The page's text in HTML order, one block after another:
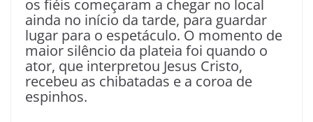
os fiéis começaram a chegar no local
ainda no início da tarde, para guardar
lugar para o espetáculo. O momento de
maior silêncio da plateia foi quando o
ator, que interpretou Jesus Cristo,
recebeu as chibatadas e a coroa de
espinhos.